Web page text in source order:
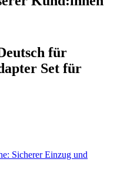
für
Set für
Sicherer Einzug und